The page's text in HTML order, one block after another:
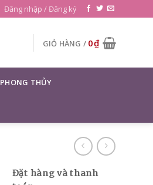
Đăng nhập / Đăng ký
GIỎ HÀNG / 0₫
PHONG THỦY
Đặt hàng và thanh